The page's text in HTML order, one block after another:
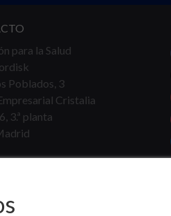
para la Salud
Poblados, 3
Cristalia
3.ª planta